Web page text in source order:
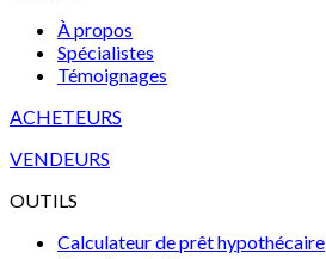
À propos
Spécialistes
Témoignages
ACHETEURS
VENDEURS
OUTILS
Calculateur de prêt hypothécaire